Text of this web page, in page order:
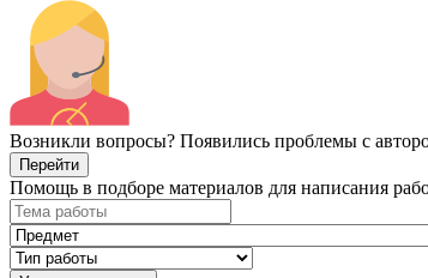
Возникли вопросы? Появились проблемы с
Перейти
Помощь в подборе материалов для написания